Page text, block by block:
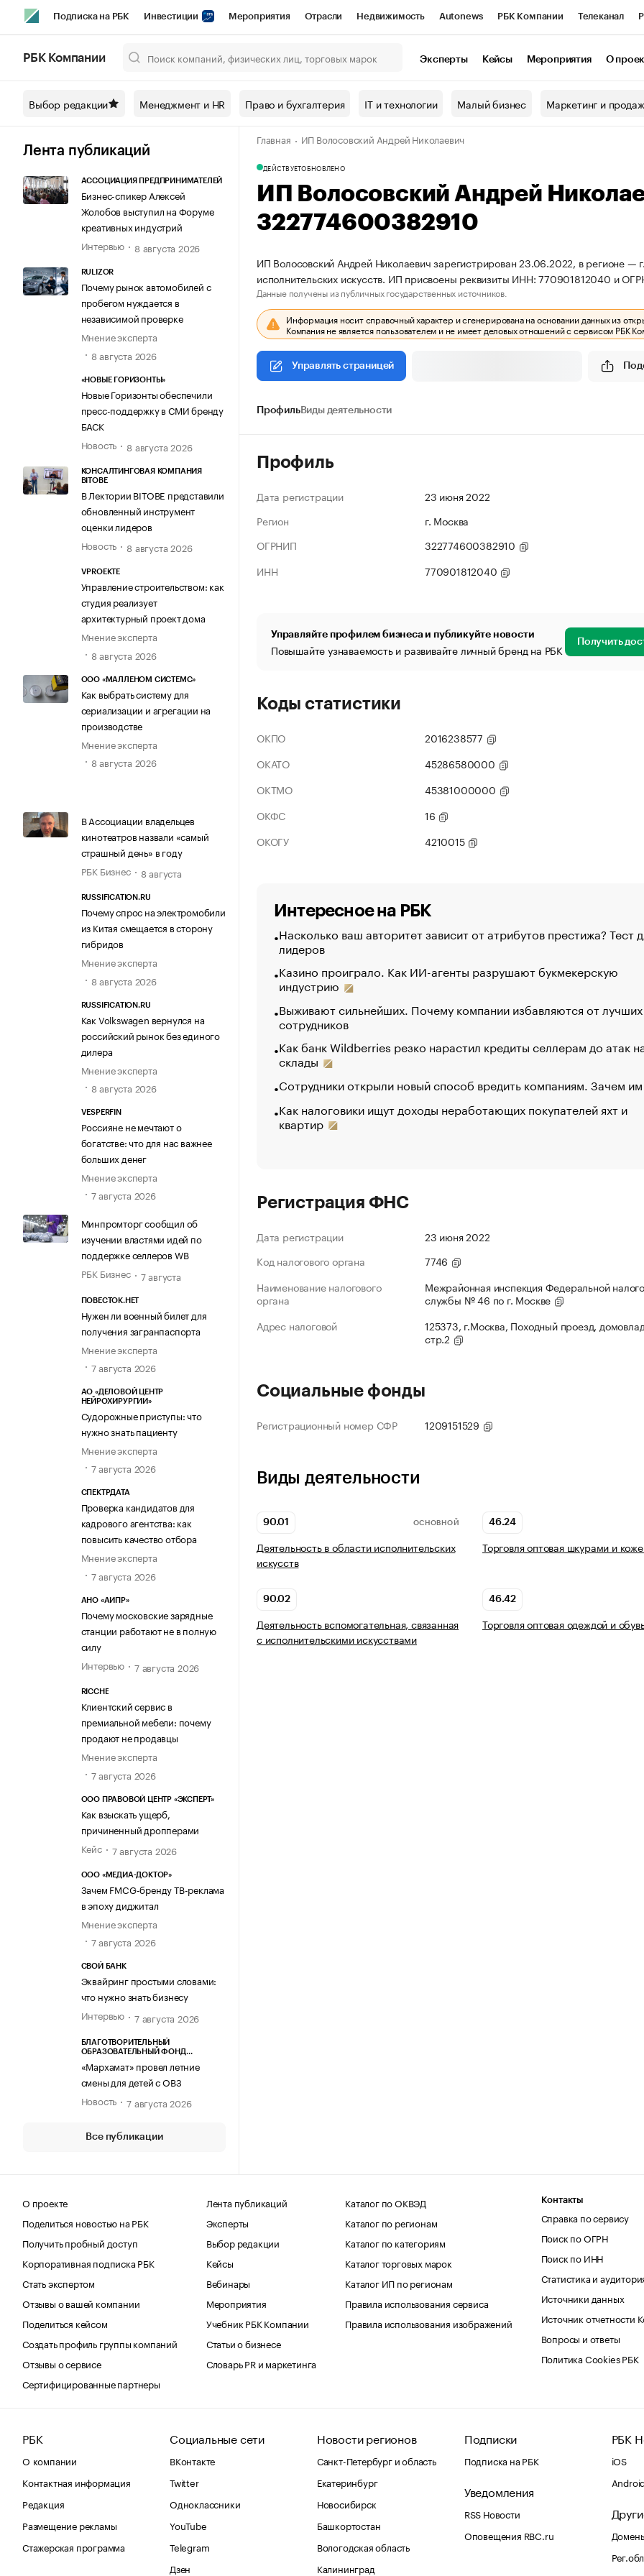
Подписка на РБК Инвестиции Мероприятия Отрасли Недвижимость Autonews РБК Компании Телеканал
Спецпроекты СПб Конференции СПб Спецпроекты Проверка контрагентов
Технологии и медиа Рынок наличной валюты
РБК Компании Эксперты Кейсы Мероприятия О
Выбор редакции Менеджмент и HR Право и бухгалтерия IT и технологии Малый бизнес Маркетинг и
Лента публикаций
АССОЦИАЦИЯ ПРЕДПРИНИМАТЕЛЕЙ
Бизнес-спикер Алексей
Жолобов выступил на Форуме
креативных индустрий
Интервью
8 августа 2026
RULIZOR
Почему рынок автомобилей с
пробегом нуждается в
независимой проверке
Мнение эксперта
8 августа 2026
«НОВЫЕ ГОРИЗОНТЫ»
Новые Горизонты обеспечили
пресс-поддержку в СМИ бренду
БАСК
Новость
8 августа 2026
КОНСАЛТИНГОВАЯ КОМПАНИЯ
BITOBE
В Лектории BITOBE представили
обновленный инструмент
оценки лидеров
Новость
8 августа 2026
VPROEKTE
Управление строительством: как
студия реализует
архитектурный проект дома
Мнение эксперта
8 августа 2026
ООО «МАЛЛЕНОМ СИСТЕМС»
Как выбрать систему для
сериализации и агрегации на
производстве
Мнение эксперта
8 августа 2026
В Ассоциации владельцев
кинотеатров назвали «самый
страшный день» в году
РБК Бизнес
8 августа
RUSSIFICATION.RU
Почему спрос на электромобили
из Китая смещается в сторону
гибридов
Мнение эксперта
8 августа 2026
RUSSIFICATION.RU
Как Volkswagen вернулся на
российский рынок без единого
дилера
Мнение эксперта
8 августа 2026
VESPERFIN
Россияне не мечтают о
богатстве: что для нас важнее
больших денег
Мнение эксперта
7 августа 2026
Минпромторг сообщил об
изучении властями идей по
поддержке селлеров WB
РБК Бизнес
7 августа
ПОВЕСТОК.НЕТ
Нужен ли военный билет для
получения загранпаспорта
Мнение эксперта
7 августа 2026
АО «ДЕЛОВОЙ ЦЕНТР
НЕЙРОХИРУРГИИ»
Судорожные приступы: что
нужно знать пациенту
Мнение эксперта
7 августа 2026
СПЕКТРДАТА
Проверка кандидатов для
кадрового агентства: как
повысить качество отбора
Мнение эксперта
7 августа 2026
АНО «АИПР»
Почему московские зарядные
станции работают не в полную
силу
Интервью
7 августа 2026
RICCHE
Клиентский сервис в
премиальной мебели: почему
продают не продавцы
Мнение эксперта
7 августа 2026
ООО ПРАВОВОЙ ЦЕНТР «ЭКСПЕРТ»
Как взыскать ущерб,
причиненный дропперами
Кейс
7 августа 2026
ООО «МЕДИА-ДОКТОР»
Зачем FMCG-бренду ТВ-реклама
в эпоху диджитал
Мнение эксперта
7 августа 2026
СВОЙ БАНК
Эквайринг простыми словами:
что нужно знать бизнесу
Интервью
7 августа 2026
БЛАГОТВОРИТЕЛЬНЫЙ
ОБРАЗОВАТЕЛЬНЫЙ ФОНД
«Мархамат» провел летние
смены для детей с ОВЗ
Новость
7 августа 2026
Все публикации
Главная ИП Волосовский Андрей Николаевич
ДЕЙСТВУЕТОБНОВЛЕНО
ИП Волосовский Андрей
322774600382910
ИП Волосовский Андрей Николаевич зарегистрирован 23.06.2022, в регионе —
исполнительских искусств. ИП присвоены реквизиты ИНН: 770901812040 и
Данные получены из публичных государственных источников.
Информация носит справочный характер и сгенерирована на основании данных из
Компания не является пользователем и не имеет деловых отношений с сервисом РБК
Управлять страницей
ПрофильВиды деятельности
Профиль
Дата регистрации
23 июня 2022
Регион
г. Москва
ОГРНИП
322774600382910
ИНН
770901812040
Управляйте профилем бизнеса и публикуйте новости
Повышайте узнаваемость и развивайте личный бренд на РБК Получить
Коды статистики
ОКПО
2016238577
ОКАТО
45286580000
ОКТМО
45381000000
ОКФС
16
ОКОГУ
4210015
Интересное на РБК
Насколько ваш авторитет зависит от атрибутов престижа? Тест
лидеров
Казино проиграло. Как ИИ-агенты разрушают букмекерскую
индустрию
Выживают сильнейших. Почему компании избавляются от лучших
сотрудников
Как банк Wildberries резко нарастил кредиты селлерам до атак
склады
Сотрудники открыли новый способ вредить компаниям. Зачем
Как налоговики ищут доходы неработающих покупателей яхт и
квартир
Регистрация ФНС
Дата регистрации
23 июня 2022
Код налогового органа
7746
Наименование налогового
органа
Межрайонная инспекция Федеральной
службы № 46 по г. Москве
Адрес налоговой
125373, г.Москва, Походный проезд,
стр.2
Социальные фонды
Регистрационный номер СФР 1209151529
Виды деятельности
90.01 ОСНОВНОЙ
Деятельность в области исполнительских
искусств
46.24
Торговля оптовая шкурами и
90.02
Деятельность вспомогательная, связанная
с исполнительскими искусствами
46.42
Торговля оптовая одеждой и
О проекте
Поделиться новостью на РБК
Получить пробный доступ
Корпоративная подписка РБК
Стать экспертом
Отзывы о вашей компании
Поделиться кейсом
Создать профиль группы компаний
Отзывы о сервисе
Сертифицированные партнеры
Лента публикаций
Эксперты
Выбор редакции
Кейсы
Вебинары
Мероприятия
Учебник РБК Компании
Статьи о бизнесе
Словарь PR и маркетинга
Каталог по ОКВЭД
Каталог по регионам
Каталог по категориям
Каталог торговых марок
Каталог ИП по регионам
Правила использования сервиса
Правила использования изображений
Контакты
Справка по сервису
Поиск по ОГРН
Поиск по ИНН
Статистика и
Источники данных
Источник отчетности
Вопросы и ответы
Политика Cookies РБК
РБК
О компании
Контактная информация
Редакция
Размещение рекламы
Стажерская программа
Социальные сети
ВКонтакте
Twitter
Одноклассники
YouTube
Telegram
Дзен
Новости регионов
Санкт-Петербург и область
Екатеринбург
Новосибирск
Башкортостан
Вологодская область
Калининград
Подписки
Подписка на РБК
Уведомления
RSS Новости
Оповещения RBC.ru
РБК
iOS